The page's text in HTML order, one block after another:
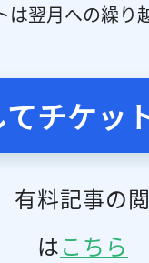
翌月への繰り
チケッ
有料記事の
はこちら